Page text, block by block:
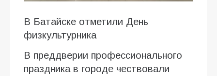
В Батайске отметили День
физкультурника
В преддверии профессионального
праздника в городе чествовали